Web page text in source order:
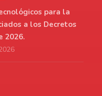
para la
a los Decretos
2026.